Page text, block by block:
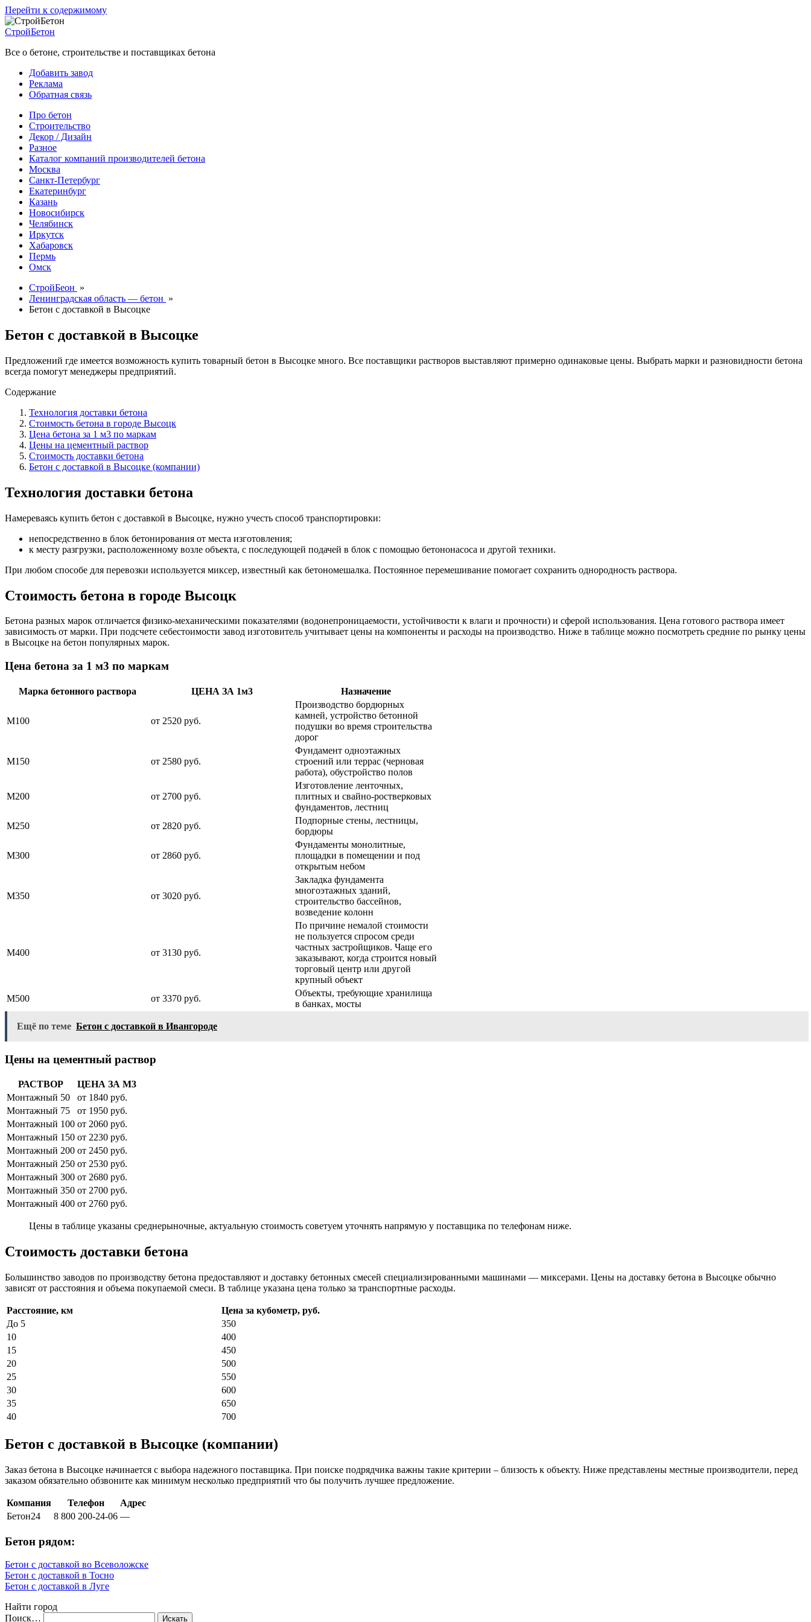
Перейти к содержимому
СтройБетон
Все о бетоне, строительстве и поставщиках бетона
Добавить завод
Реклама
Обратная связь
Про бетон
Строительство
Декор / Дизайн
Разное
Каталог компаний производителей бетона
Москва
Санкт-Петербург
Екатеринбург
Казань
Новосибирск
Челябинск
Иркутск
Хабаровск
Пермь
Омск
СтройБеон »
Ленинградская область — бетон »
Бетон с доставкой в Высоцке
Бетон с доставкой в Высоцке
Предложений где имеется возможность купить товарный бетон в Высоцке много. Все поставщики растворов выставляют примерно одинаковые цены. Выбрать марки и разновидности бетона
всегда помогут менеджеры предприятий.
Содержание
Технология доставки бетона
Стоимость бетона в городе Высоцк
Цена бетона за 1 м3 по маркам
Цены на цементный раствор
Стоимость доставки бетона
Бетон с доставкой в Высоцке (компании)
Технология доставки бетона
Намереваясь купить бетон с доставкой в Высоцке, нужно учесть способ транспортировки:
непосредственно в блок бетонирования от места изготовления;
к месту разгрузки, расположенному возле объекта, с последующей подачей в блок с помощью бетононасоса и другой техники.
При любом способе для перевозки используется миксер, известный как бетономешалка. Постоянное перемешивание помогает сохранить однородность раствора.
Стоимость бетона в городе Высоцк
Бетона разных марок отличается физико-механическими показателями (водонепроницаемости, устойчивости к влаги и прочности) и сферой использования. Цена готового раствора имеет
зависимость от марки. При подсчете себестоимости завод изготовитель учитывает цены на компоненты и расходы на производство. Ниже в таблице можно посмотреть средние по рынку цены
в Высоцке на бетон популярных марок.
Цена бетона за 1 м3 по маркам
Марка бетонного раствора ЦЕНА ЗА 1м3 Назначение
М100 от 2520 руб.
Производство бордюрных
камней, устройство бетонной
подушки во время строительства
дорог
М150 от 2580 руб.
Фундамент одноэтажных
строений или террас (черновая
работа), обустройство полов
М200 от 2700 руб.
Изготовление ленточных,
плитных и свайно-ростверковых
фундаментов, лестниц
М250
от 2820 руб.
Подпорные стены, лестницы,
бордюры
М300 от 2860 руб.
Фундаменты монолитные,
площадки в помещении и под
открытым небом
М350 от 3020 руб.
Закладка фундамента
многоэтажных зданий,
строительство бассейнов,
возведение колонн
М400 от 3130 руб.
По причине немалой стоимости
не пользуется спросом среди
частных застройщиков. Чаще его
заказывают, когда строится новый
торговый центр или другой
крупный объект
М500
от 3370 руб.
Объекты, требующие хранилища
в банках, мосты
Ещё по теме Бетон с доставкой в Ивангороде
Цены на цементный раствор
РАСТВОР
ЦЕНА ЗА М3
Монтажный 50
от 1840 руб.
Монтажный 75
от 1950 руб.
Монтажный 100 от 2060 руб.
Монтажный 150 от 2230 руб.
Монтажный 200 от 2450 руб.
Монтажный 250 от 2530 руб.
Монтажный 300 от 2680 руб.
Монтажный 350 от 2700 руб.
Монтажный 400 от 2760 руб.
Цены в таблице указаны среднерыночные, актуальную стоимость советуем уточнять напрямую у поставщика по телефонам ниже.
Стоимость доставки бетона
Большинство заводов по производству бетона предоставляют и доставку бетонных смесей специализированными машинами — миксерами. Цены на доставку бетона в Высоцке обычно
зависят от расстояния и объема покупаемой смеси. В таблице указана цена только за транспортные расходы.
Расстояние, км
Цена за кубометр, руб.
До 5
350
10
400
15
450
20
500
25
550
30
600
35
650
40
700
Бетон с доставкой в Высоцке (компании)
Заказ бетона в Высоцке начинается с выбора надежного поставщика. При поиске подрядчика важны такие критерии – близость к объекту. Ниже представлены местные производители, перед
заказом обязательно обзвоните как минимум несколько предприятий что бы получить лучшее предложение.
Компания Телефон
Адрес
Бетон24
8 800 200-24-06 —
Бетон рядом:
Бетон с доставкой во Всеволожске
Бетон с доставкой в Тосно
Бетон с доставкой в Луге
Найти город
Поиск…